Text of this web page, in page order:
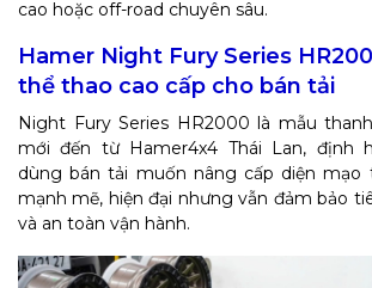
cao hoặc off-road chuyên sâu.
Hamer Night Fury Series
thể thao cao cấp cho bán tải
Night Fury Series HR2000 là mẫu
mới đến từ Hamer4x4 Thái Lan, định
dùng bán tải muốn nâng cấp diện mạo
mạnh mẽ, hiện đại nhưng vẫn đảm bảo
và an toàn vận hành.